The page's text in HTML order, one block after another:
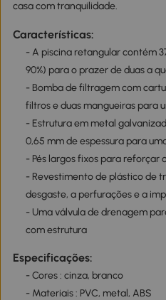
casa com tranquilidade.
Características:
- A piscina retangular contém
90%) para o prazer de duas a
- Bomba de filtragem com
filtros e duas mangueiras para
- Estrutura em metal
0,65 mm de espessura para
- Pés largos fixos para reforçar
- Revestimento de plástico de
desgaste, a perfurações e a
- Uma válvula de drenagem
com estrutura
Especificações:
- Cores : cinza, branco
- Materiais : PVC, metal, ABS